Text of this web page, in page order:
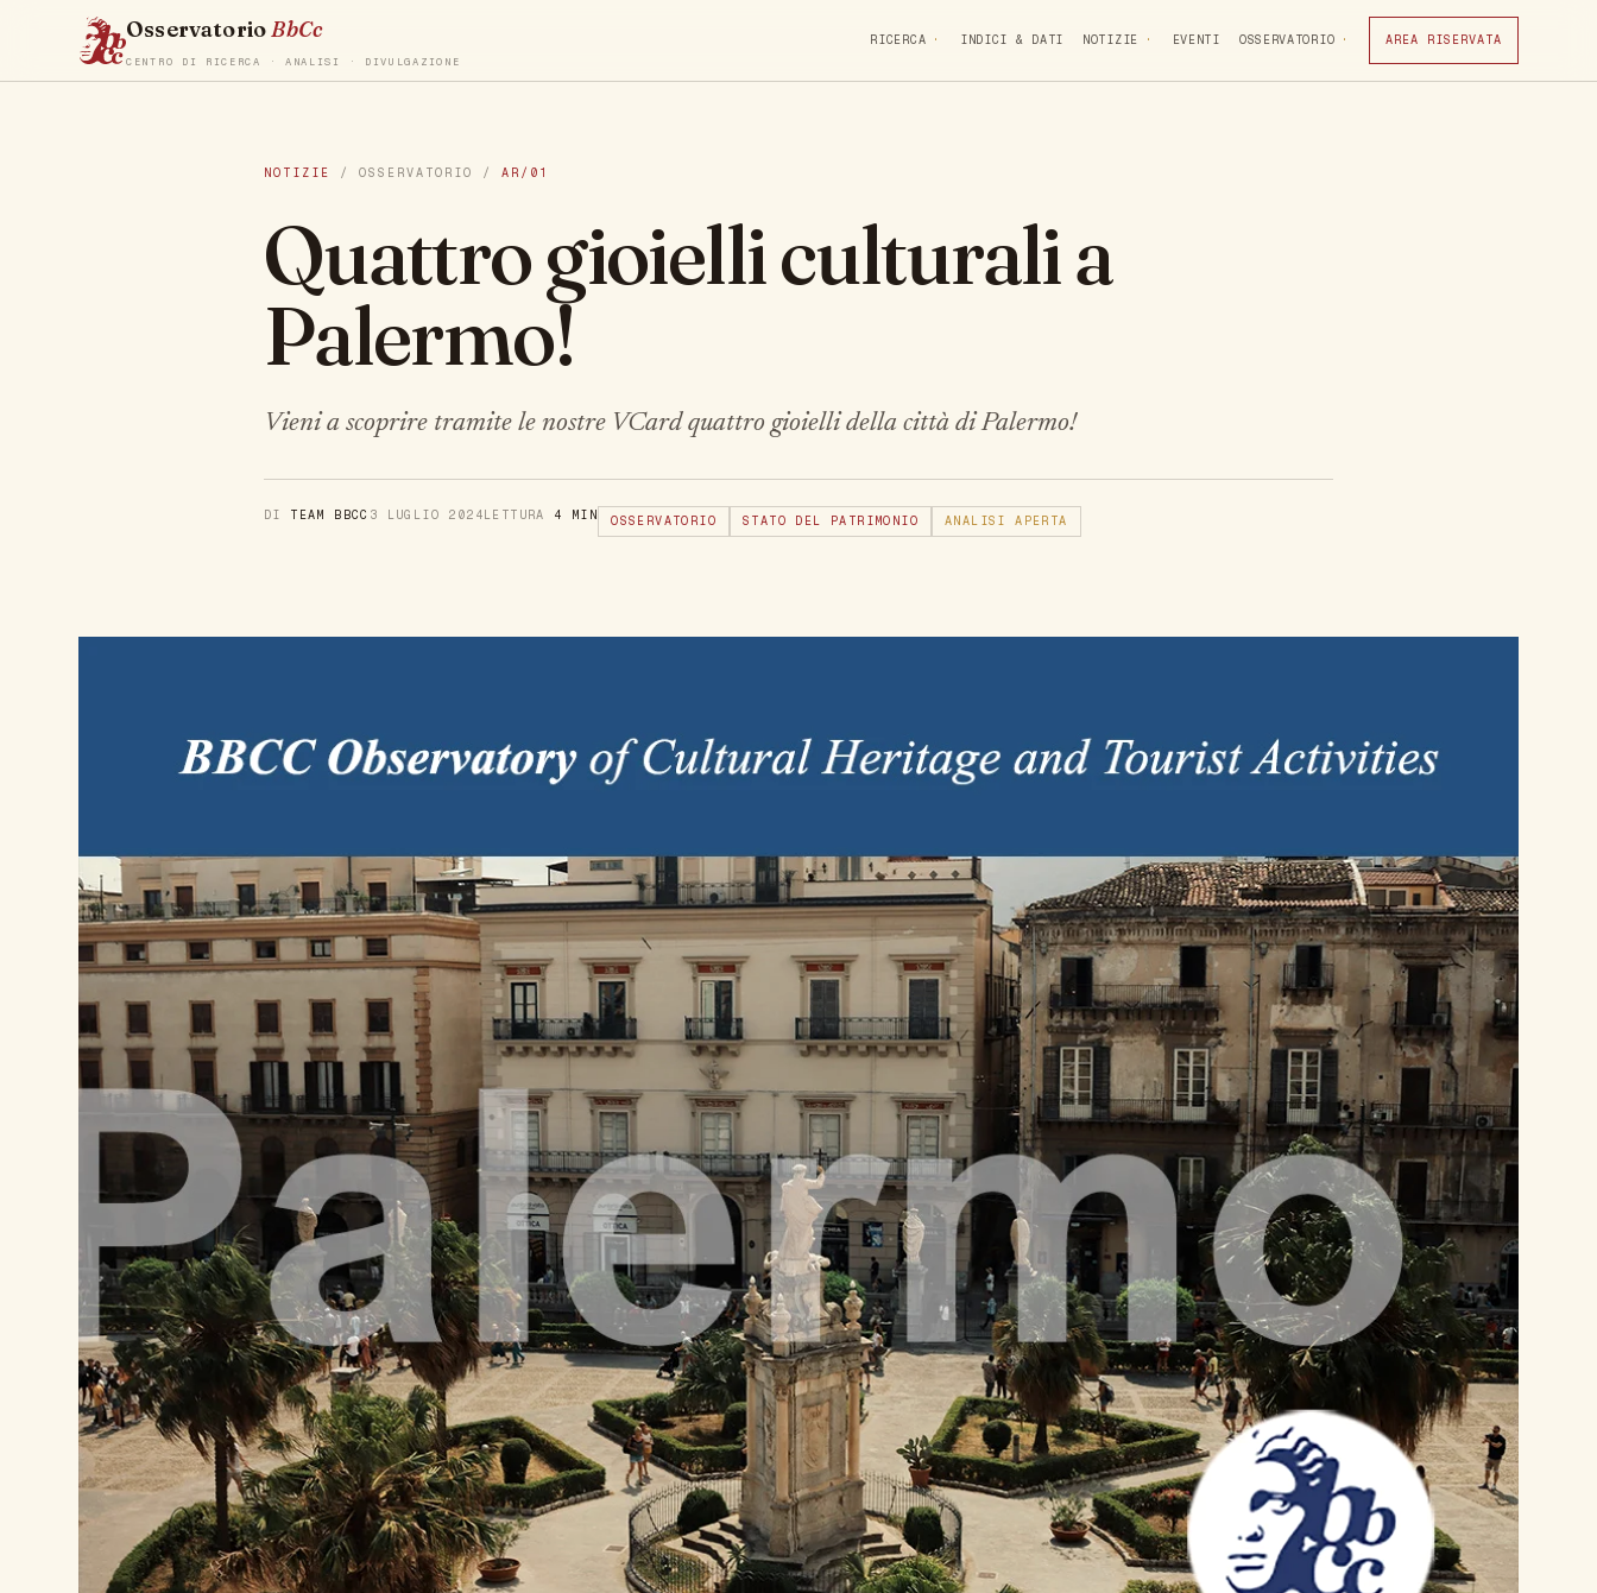
Osservatorio BbCc
CENTRO DI RICERCA · ANALISI · DIVULGAZIONE
RICERCA INDICI & DATI NOTIZIE EVENTI OSSERVATORIO AREA RISERVATA
NOTIZIE / OSSERVATORIO / AR/01
Quattro gioielli culturali a
Palermo!
Vieni a scoprire tramite le nostre VCard quattro gioielli della città di Palermo!
DI TEAM BBCC 3 LUGLIO 2024LETTURA 4 MIN OSSERVATORIO STATO DEL PATRIMONIO ANALISI APERTA